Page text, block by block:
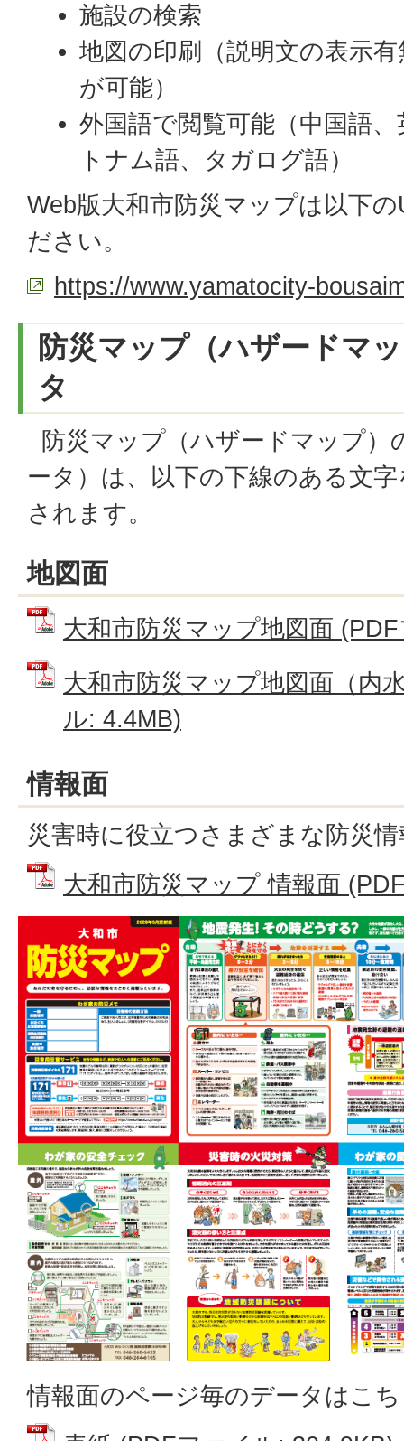
施設の検索
地図の印刷（説明文の表示
が可能）
外国語で閲覧可能（中国語
トナム語、タガログ語）
Web版大和市防災マップは以下
ださい。
https://www.yamatocity-
防災マップ（ハザードマ
タ
防災マップ（ハザードマップ）
ータ）は、以下の下線のある文
されます。
地図面
大和市防災マップ地図面
大和市防災マップ地図面（内
ル: 4.4MB)
情報面
災害時に役立つさまざまな防災
大和市防災マップ 情報面
情報面のページ毎のデータはこ